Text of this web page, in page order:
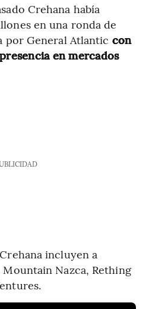
Crehana había
en una ronda de
por General Atlantic con
en mercados
incluyen a
Nazca, Rething